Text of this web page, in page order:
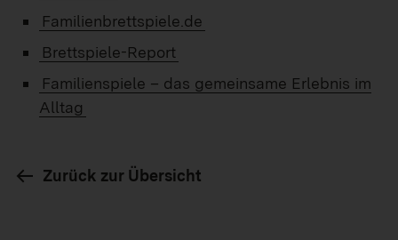
Familienbrettspiele.de
Brettspiele-Report
Familienspiele – das gemeinsame Erlebnis im
Alltag
Zurück zur Übersicht